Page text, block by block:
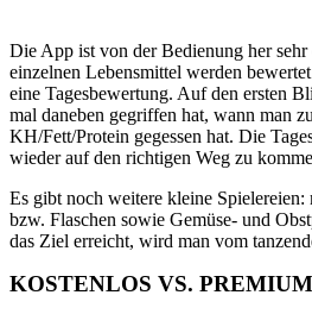
Die App ist von der Bedienung her
einzelnen Lebensmittel werden
eine Tagesbewertung. Auf den ersten
mal daneben gegriffen hat, wann man
KH/Fett/Protein gegessen hat. Die
wieder auf den richtigen Weg zu
Es gibt noch weitere kleine Spielereien:
bzw. Flaschen sowie Gemüse- und
das Ziel erreicht, wird man vom
KOSTENLOS VS. PREMIUM